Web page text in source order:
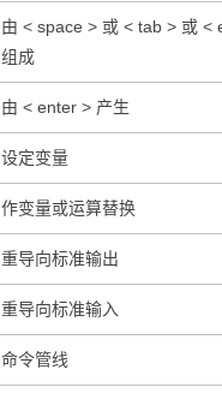
由 < space > 或 < tab > 或 <
组成
由 < enter > 产生
设定变量
作变量或运算替换
重导向标准输出
重导向标准输入
命令管线